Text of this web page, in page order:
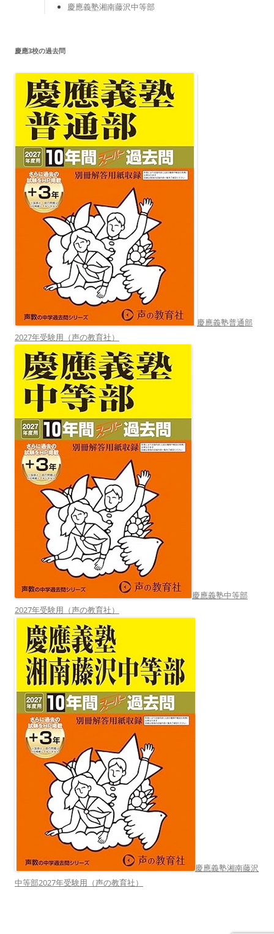
慶應義塾湘南藤沢中等部
慶應3校の過去問
慶應義塾普通部
2027年受験用（声の教育社）
慶應義塾中等部
2027年受験用（声の教育社）
慶應義塾湘南藤沢
中等部2027年受験用（声の教育社）